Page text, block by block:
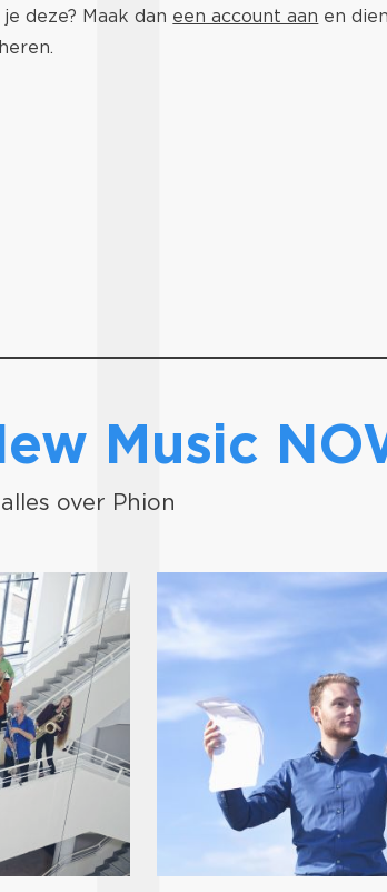
deze? Maak dan een account aan en
Music
over Phion